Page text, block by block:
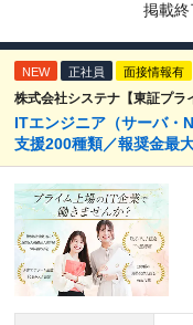
掲載終
NEW 正社員 面接情報有
株式会社システナ【東証プラ
ITエンジニア（サーバ・
支援200種類／報奨金最